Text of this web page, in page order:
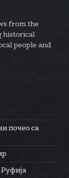
from the
historical
people and
почео са